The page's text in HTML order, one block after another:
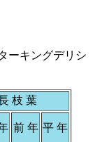
ーキングデリシ
枝 葉
前 年 平 年